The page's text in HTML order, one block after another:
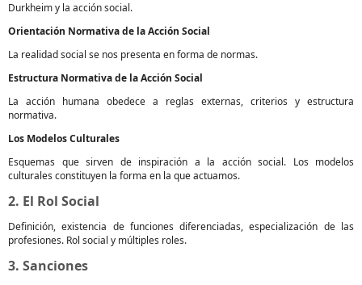
Durkheim y la acción social.
Orientación Normativa de la Acción Social
La realidad social se nos presenta en forma de normas.
Estructura Normativa de la Acción Social
La acción humana obedece a reglas externas, criterios y estructura
normativa.
Los Modelos Culturales
Esquemas que sirven de inspiración a la acción social. Los modelos
culturales constituyen la forma en la que actuamos.
2. El Rol Social
Definición, existencia de funciones diferenciadas, especialización de las
profesiones. Rol social y múltiples roles.
3. Sanciones